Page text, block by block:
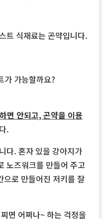
트 식재료는 곤약입니다.
가 가능할까요?
면 안되고, 곤약을 이용
.
다. 혼자 있을 강아지가
노즈워크를 만들어 주고
로 만들어진 저키를 잘
면 어쩌나~ 하는 걱정을